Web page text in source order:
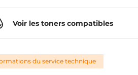
Voir les toners compatibles
du service technique